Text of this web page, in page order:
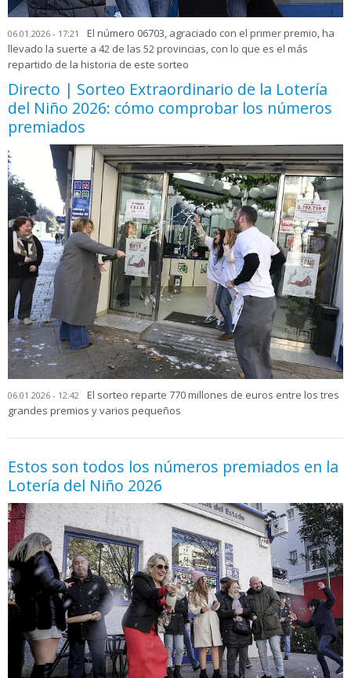
06.01.2026 - 17:21
El número 06703, agraciado con el primer premio, ha
llevado la suerte a 42 de las 52 provincias, con lo que es el más
repartido de la historia de este sorteo
Directo | Sorteo Extraordinario de la Lotería
del Niño 2026: cómo comprobar los números
premiados
06.01.2026 - 12:42
El sorteo reparte 770 millones de euros entre los tres
grandes premios y varios pequeños
Estos son todos los números premiados en la
Lotería del Niño 2026